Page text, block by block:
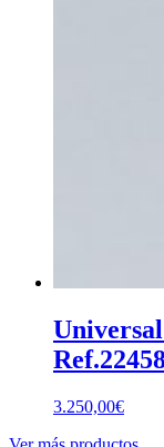
3.250,00€